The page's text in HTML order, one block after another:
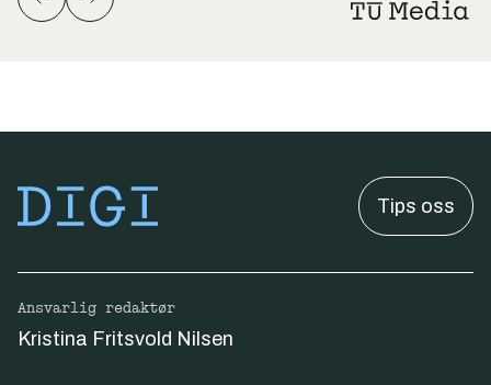
Tips oss
Ansvarlig redaktør
Kristina Fritsvold Nilsen